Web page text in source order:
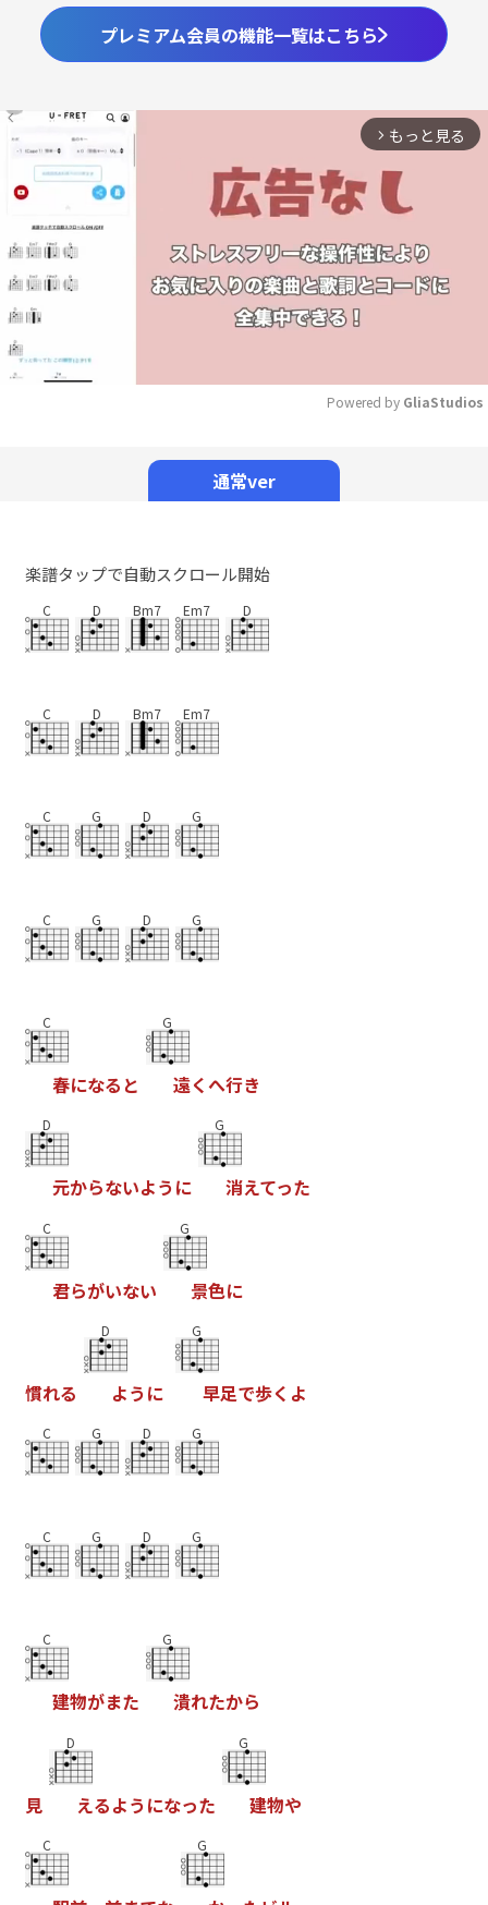
プレミアム会員の機能一覧はこちら
arrow_forward_ios もっと見る
Powered by GliaStudios
通常ver
楽譜タップで自動スクロール開始
C D Bm7 Em7 D
C D Bm7 Em7
C G D G
C G D G
C
春になる と
G
遠くへ行き
D
元からないよう に
G
消えてった
C
君らがいない
G
景色に
慣れる
D
よう に
G
早足で歩く よ
C G D G
C G D G
C
建物がまた
G
潰れたから
見
D
えるよう になった
G
建物や
C G